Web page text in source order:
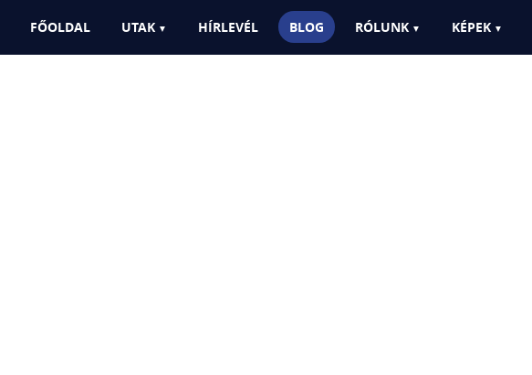
FŐOLDAL UTAK HÍRLEVÉL BLOG RÓLUNK KÉPEK